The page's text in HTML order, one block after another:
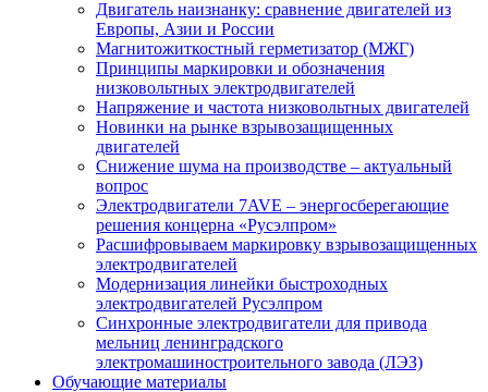
Двигатель наизнанку: сравнение двигателей из
Европы, Азии и России
Магнитожиткостный герметизатор (МЖГ)
Принципы маркировки и обозначения
низковольтных электродвигателей
Напряжение и частота низковольтных двигателей
Новинки на рынке взрывозащищенных
двигателей
Снижение шума на производстве – актуальный
вопрос
Электродвигатели 7AVE – энергосберегающие
решения концерна «Русэлпром»
Расшифровываем маркировку взрывозащищенных
электродвигателей
Модернизация линейки быстроходных
электродвигателей Русэлпром
Синхронные электродвигатели для привода
мельниц ленинградского
электромашиностроительного завода (ЛЭЗ)
Обучающие материалы